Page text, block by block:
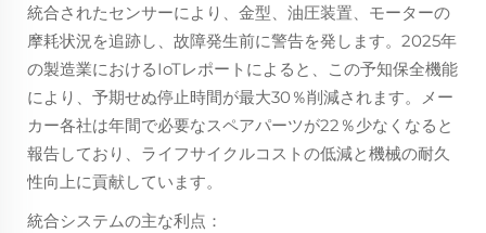
統合されたセンサーにより、金型、油圧装置、モーターの
摩耗状況を追跡し、故障発生前に警告を発します。2025年
の製造業におけるIoTレポートによると、この予知保全機能
により、予期せぬ停止時間が最大30％削減されます。メー
カー各社は年間で必要なスペアパーツが22％少なくなると
報告しており、ライフサイクルコストの低減と機械の耐久
性向上に貢献しています。
統合システムの主な利点：